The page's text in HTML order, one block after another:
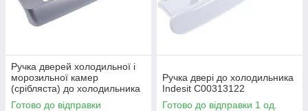
Ручка дверей холодильної і
морозильної камер
(срібляста) до холодильника
Beko 4872691600
Готово до відправки
Ручка двері до холодильника
Indesit C00313122
Готово до відправки 1 од.